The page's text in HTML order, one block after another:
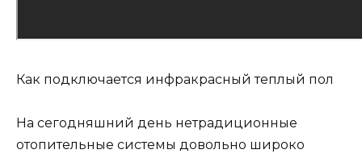
Как подключается инфракрасный теплый пол
На сегодняшний день нетрадиционные
отопительные системы довольно широко